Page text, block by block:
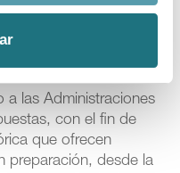
las deducciones
a la producción
a las Administraciones
con el fin de
que ofrecen
preparación, desde la